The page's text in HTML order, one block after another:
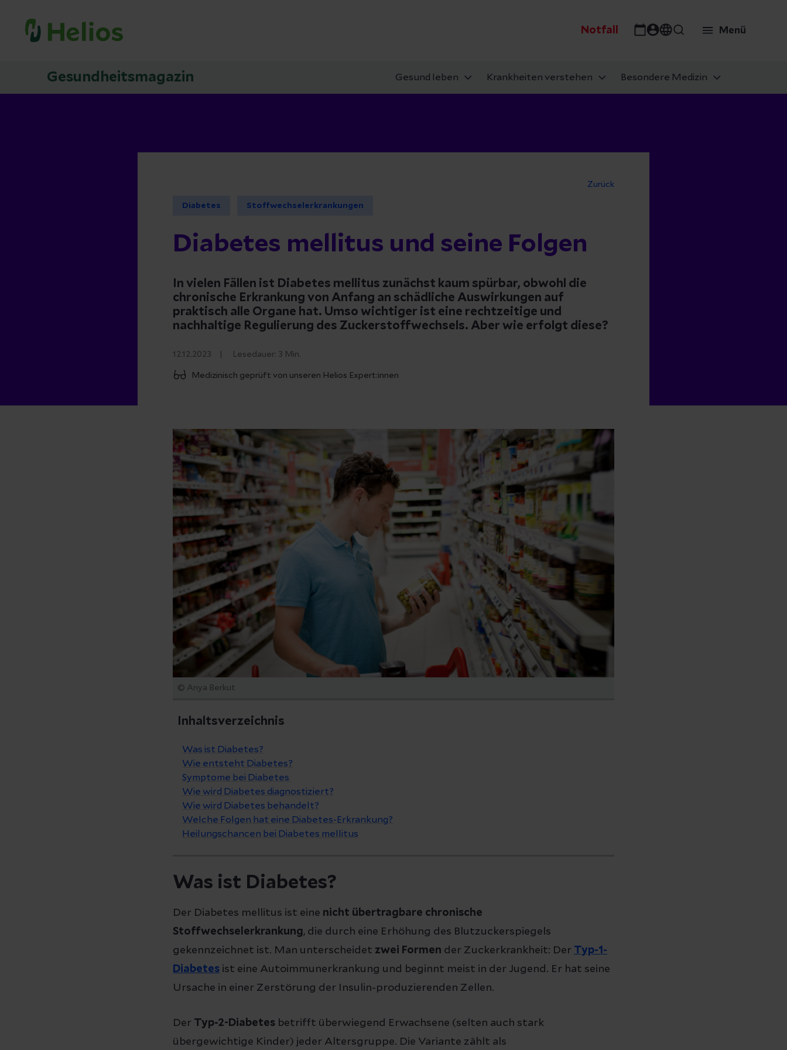
Notfall Menü
Gesundheitsmagazin Gesund leben Krankheiten verstehen Besondere Medizin
Zurück
Diabetes Stoffwechselerkrankungen
Diabetes mellitus und seine Folgen
In vielen Fällen ist Diabetes mellitus zunächst kaum spürbar, obwohl die
chronische Erkrankung von Anfang an schädliche Auswirkungen auf
praktisch alle Organe hat. Umso wichtiger ist eine rechtzeitige und
nachhaltige Regulierung des Zuckerstoffwechsels. Aber wie erfolgt diese?
12.12.2023 Lesedauer: 3 Min.
Medizinisch geprüft von unseren Helios Expert:innen
© Anya Berkut
Inhaltsverzeichnis
Was ist Diabetes?
Wie entsteht Diabetes?
Symptome bei Diabetes
Wie wird Diabetes diagnostiziert?
Wie wird Diabetes behandelt?
Welche Folgen hat eine Diabetes-Erkrankung?
Heilungschancen bei Diabetes mellitus
Was ist Diabetes?
Der Diabetes mellitus ist eine nicht übertragbare chronische
Stoffwechselerkrankung, die durch eine Erhöhung des Blutzuckerspiegels
gekennzeichnet ist. Man unterscheidet zwei Formen der Zuckerkrankheit: Der Typ-1-
Diabetes ist eine Autoimmunerkrankung und beginnt meist in der Jugend. Er hat seine
Ursache in einer Zerstörung der Insulin-produzierenden Zellen.
Der Typ-2-Diabetes betrifft überwiegend Erwachsene (selten auch stark
übergewichtige Kinder) jeder Altersgruppe. Die Variante zählt als